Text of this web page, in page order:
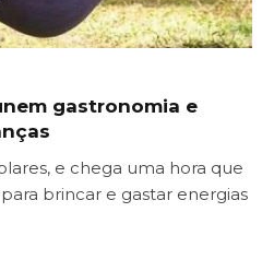
gastronomia e
e chega uma hora que
brincar e gastar energias